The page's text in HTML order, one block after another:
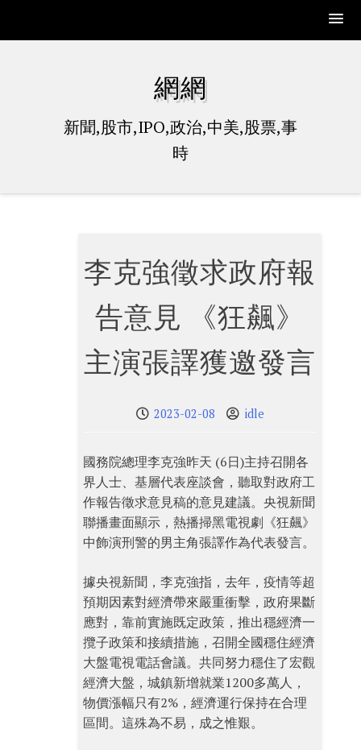
網網
新聞,股市,IPO,政治,中美,股票,事
時
李克強徵求政府報
告意見 《狂飆》
主演張譯獲邀發言
2023-02-08 idle
國務院總理李克強昨天 (6日)主持召開各
界人士、基層代表座談會，聽取對政府工
作報告徵求意見稿的意見建議。央視新聞
聯播畫面顯示，熱播掃黑電視劇《狂飆》
中飾演刑警的男主角張譯作為代表發言。
據央視新聞，李克強指，去年，疫情等超
預期因素對經濟帶來嚴重衝擊，政府果斷
應對，靠前實施既定政策，推出穩經濟一
攬子政策和接續措施，召開全國穩住經濟
大盤電視電話會議。共同努力穩住了宏觀
經濟大盤，城鎮新增就業1200多萬人，
物價漲幅只有2%，經濟運行保持在合理
區間。這殊為不易，成之惟艱。